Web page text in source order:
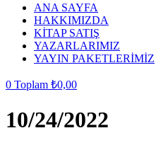
ANA SAYFA
HAKKIMIZDA
KİTAP SATIŞ
YAZARLARIMIZ
YAYIN PAKETLERİMİZ
0 Toplam ₺0,00
10/24/2022